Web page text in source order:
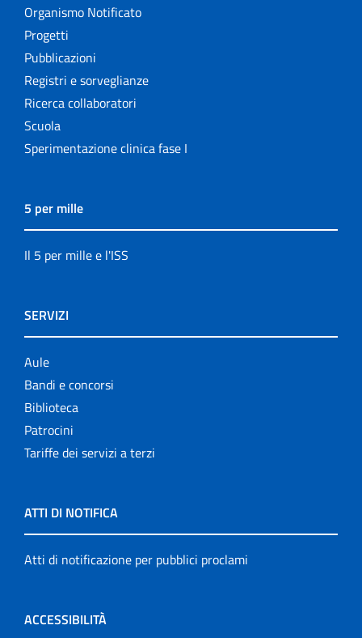
Organismo Notificato
Progetti
Pubblicazioni
Registri e sorveglianze
Ricerca collaboratori
Scuola
Sperimentazione clinica fase I
5 per mille
Il 5 per mille e l'ISS
SERVIZI
Aule
Bandi e concorsi
Biblioteca
Patrocini
Tariffe dei servizi a terzi
ATTI DI NOTIFICA
Atti di notificazione per pubblici proclami
ACCESSIBILITÀ